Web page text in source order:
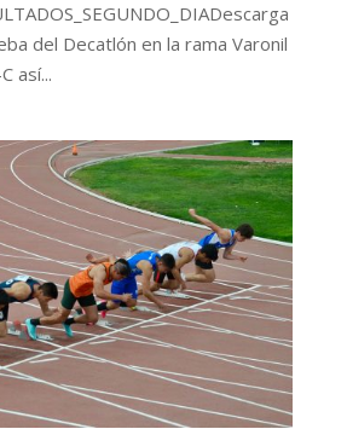
del Decatlón en la rama Varonil
así...